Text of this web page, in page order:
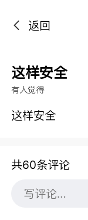
返回
这样安全
有人觉得
这样安全
共60条评论